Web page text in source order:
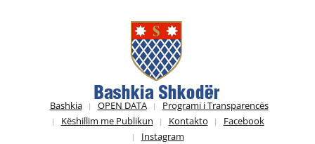
Bashkia OPEN DATA
Programi i Transparencës
Këshillim me Publikun
Kontakto
Facebook
Instagram